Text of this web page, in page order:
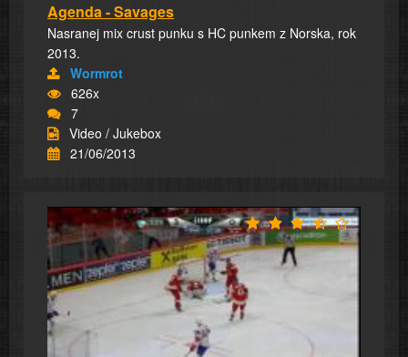
Agenda - Savages
Nasranej mix crust punku s HC punkem z Norska, rok
2013.
Wormrot
626x
7
Video / Jukebox
21/06/2013